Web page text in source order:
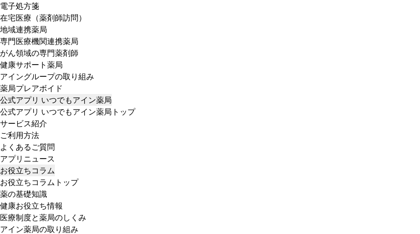
電子処方箋
在宅医療（薬剤師訪問）
地域連携薬局
専門医療機関連携薬局
がん領域の専門薬剤師
健康サポート薬局
アイングループの取り組み
薬局プレアボイド
公式アプリ いつでもアイン薬局
公式アプリ いつでもアイン薬局トップ
サービス紹介
ご利用方法
よくあるご質問
アプリニュース
お役立ちコラム
お役立ちコラムトップ
薬の基礎知識
健康お役立ち情報
医療制度と薬局のしくみ
アイン薬局の取り組み